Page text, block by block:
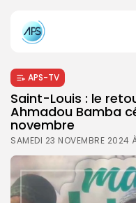
APS-TV
Saint-Louis : le
Ahmadou Bamba
novembre
SAMEDI 23 NOVEMBRE 2024